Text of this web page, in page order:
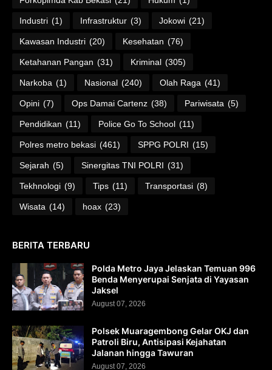
Industri (1) Infrastruktur (3) Jokowi (21)
Kawasan Industri (20) Kesehatan (76)
Ketahanan Pangan (31) Kriminal (305)
Narkoba (1) Nasional (240) Olah Raga (41)
Opini (7) Ops Damai Cartenz (38) Pariwisata (5)
Pendidikan (11) Police Go To School (11)
Polres metro bekasi (461) SPPG POLRI (15)
Sejarah (5) Sinergitas TNI POLRI (31)
Tekhnologi (9) Tips (11) Transportasi (8)
Wisata (14) hoax (23)
BERITA TERBARU
Polda Metro Jaya Jelaskan Temuan 996
Benda Menyerupai Senjata di Yayasan
Jaksel
August 07, 2026
Polsek Muaragembong Gelar OKJ dan
Patroli Biru, Antisipasi Kejahatan
Jalanan hingga Tawuran
August 07, 2026